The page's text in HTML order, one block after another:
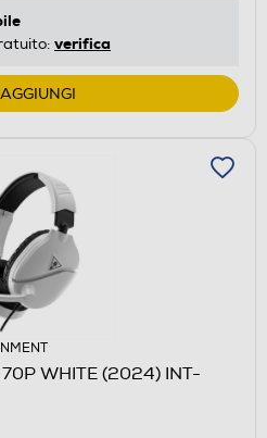
verifica
AGGIUNGI
70P WHITE (2024) INT-